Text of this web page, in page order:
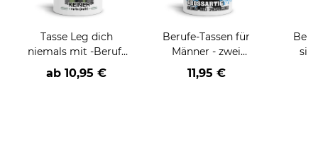
Tasse Leg dich
niemals mit -Beruf-
an
ab 10,95 €
Berufe-Tassen für
Männer - zwei
Farbvarianten
11,95 €